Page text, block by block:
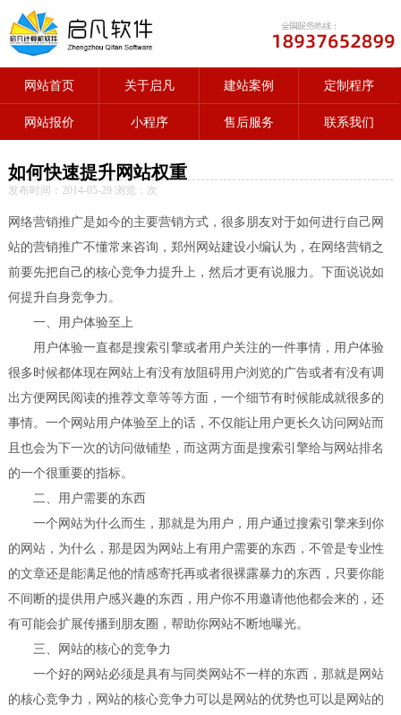
网站首页 关于启凡 建站案例 定制程序
网站报价 小程序 售后服务 联系我们
如何快速提升网站权重
发布时间：2014-05-29 浏览： 次
网络营销推广是如今的主要营销方式，很多朋友对于如何进行自己网
站的营销推广不懂常来咨询，郑州网站建设小编认为，在网络营销之
前要先把自己的核心竞争力提升上，然后才更有说服力。下面说说如
何提升自身竞争力。
一、用户体验至上
用户体验一直都是搜索引擎或者用户关注的一件事情，用户体验
很多时候都体现在网站上有没有放阻碍用户浏览的广告或者有没有调
出方便网民阅读的推荐文章等等方面，一个细节有时候能成就很多的
事情。一个网站用户体验至上的话，不仅能让用户更长久访问网站而
且也会为下一次的访问做铺垫，而这两方面是搜索引擎给与网站排名
的一个很重要的指标。
二、用户需要的东西
一个网站为什么而生，那就是为用户，用户通过搜索引擎来到你
的网站，为什么，那是因为网站上有用户需要的东西，不管是专业性
的文章还是能满足他的情感寄托再或者很裸露暴力的东西，只要你能
不间断的提供用户感兴趣的东西，用户你不用邀请他他都会来的，还
有可能会扩展传播到朋友圈，帮助你网站不断地曝光。
三、网站的核心的竞争力
一个好的网站必须是具有与同类网站不一样的东西，那就是网站
的核心竞争力，网站的核心竞争力可以是网站的优势也可以是网站的